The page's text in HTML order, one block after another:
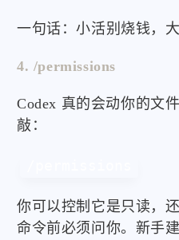
一句话：小活别烧钱，大
4. /permissions
Codex 真的会动你的文
敲：
你可以控制它是只读，
命令前必须问你。新手